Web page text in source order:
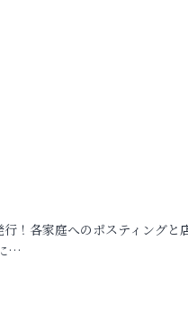
！各家庭へのポスティングと
…